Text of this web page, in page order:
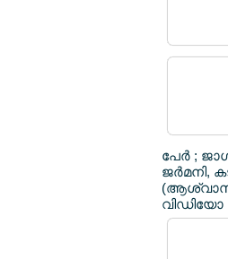
പേര്‍ ;
ജര്‍മനി,